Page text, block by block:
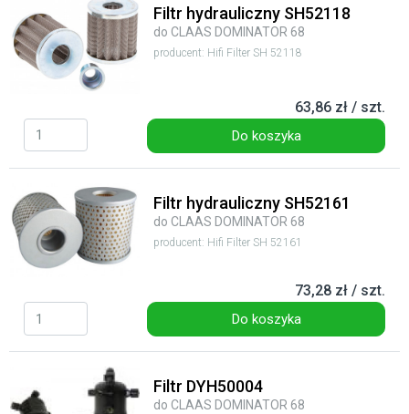
Filtr hydrauliczny SH52118
do CLAAS DOMINATOR 68
producent: Hifi Filter SH 52118
63,86 zł / szt.
Do koszyka
Filtr hydrauliczny SH52161
do CLAAS DOMINATOR 68
producent: Hifi Filter SH 52161
73,28 zł / szt.
Do koszyka
Filtr DYH50004
do CLAAS DOMINATOR 68